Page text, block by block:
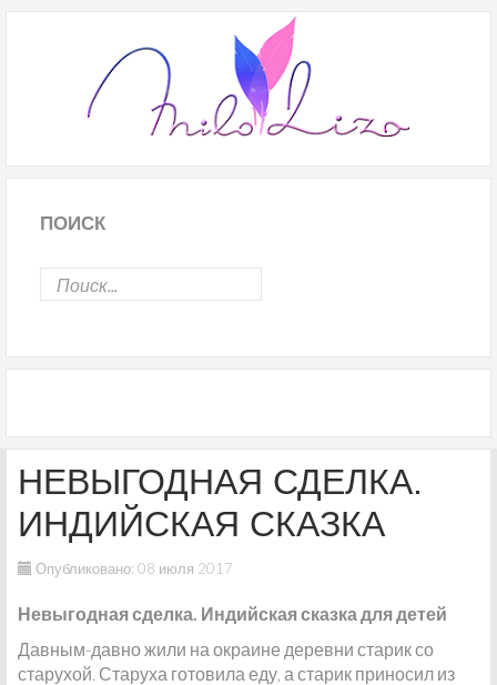
ПОИСК
НЕВЫГОДНАЯ СДЕЛКА.
ИНДИЙСКАЯ СКАЗКА
Опубликовано: 08 июля 2017
Невыгодная сделка. Индийская сказка для детей
Давным-давно жили на окраине деревни старик со
старухой. Старуха готовила еду, а старик приносил из